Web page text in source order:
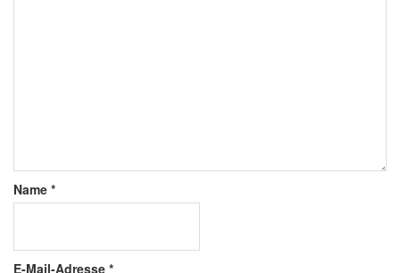
Name *
E-Mail-Adresse *